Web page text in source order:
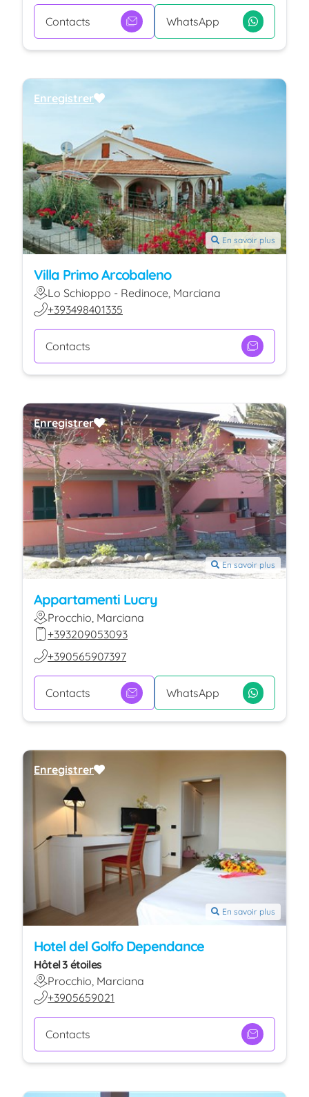
Contacts WhatsApp
En savoir plus
Villa Primo Arcobaleno
Lo Schioppo - Redinoce, Marciana
+393498401335
Contacts
Enregistrer
En savoir plus
Appartamenti Lucry
Procchio, Marciana
+393209053093
+390565907397
Contacts WhatsApp
Enregistrer
En savoir plus
Hotel del Golfo Dependance
Hôtel 3 étoiles
Procchio, Marciana
+3905659021
Contacts
Enregistrer